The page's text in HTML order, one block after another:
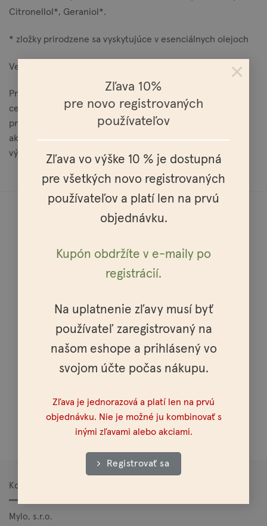
Zľava 10%
pre novo registrovaných
používateľov
Zľava vo výške 10 % je dostupná
pre všetkých novo registrovaných
používateľov a platí len na prvú
objednávku.
Kupón obdržíte v e-maily po
registrácií.
Na uplatnenie zľavy musí byť
používateľ zaregistrovaný na
našom eshope a prihlásený vo
svojom účte počas nákupu.
Zľava je jednorazová a platí len na prvú
objednávku. Nie je možné ju kombinovať s
inými zľavami alebo akciami.
Registrovať sa
×
Citronellol*, Geraniol*.
* zložky prirodzene sa vyskytujúce v esenciálnych olejoch
Vegánsky produkt.
Produkt získal certifikát CosmEthically ACTIVE. Ide o prvý
certifikát, ktorý hodnotí kozmetický výrobok podľa
prírodného pôvodu zložiek, koncentrácie kozmeticky
aktívnych zložiek a kozmetickej účinnosti samotného
výrobku.
Doprava do celej Európy
Osobné vyzdvihnutie možné v celej SR a ČR
Kontakt
Mylo, s.r.o.